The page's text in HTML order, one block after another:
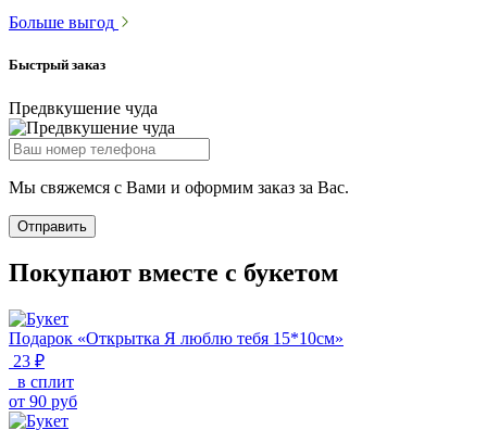
Больше выгод
Быстрый заказ
Предвкушение чуда
Мы свяжемся с Вами и оформим заказ за Вас.
Отправить
Покупают вместе с букетом
Подарок «Открытка Я люблю тебя 15*10см»
23 ₽
в сплит
от 90 руб